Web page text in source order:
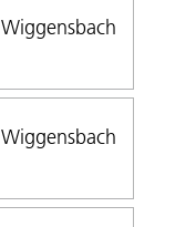
Wiggensbach
Wiggensbach